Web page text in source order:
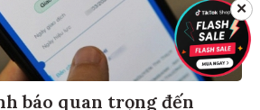
báo quan trọng đến
✕